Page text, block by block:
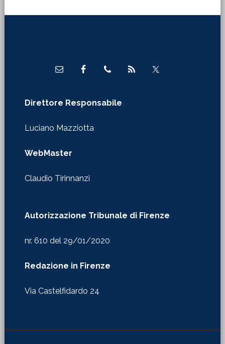
Direttore Responsabile
Luciano Mazziotta
WebMaster
Claudio Tirinnanzi
Autorizzazione Tribunale di Firenze
nr. 610 del 29/01/2020
Redazione in Firenze
Via Castelfidardo 24